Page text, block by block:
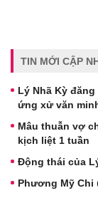
TIN MỚI CẬP
Lý Nhã Kỳ
ứng xử văn
Mâu thuẫn vợ
kịch liệt 1 tuần
Động thái của
Phương Mỹ Chi